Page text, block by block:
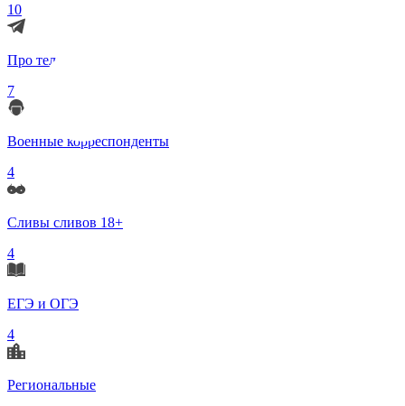
10
Про телеграмм
7
Военные корреспонденты
4
Сливы сливов 18+
4
ЕГЭ и ОГЭ
4
Региональные